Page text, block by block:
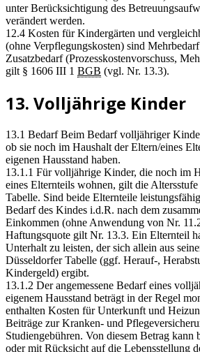
unter Berücksichtigung des
verändert werden.
12.4 Kosten für Kindergärten und
(ohne Verpflegungskosten) sind
Zusatzbedarf (Prozesskostenvorschuss,
gilt § 1606 III 1 BGB (vgl. Nr. 13.3).
13. Volljährige Kinder
13.1 Bedarf Beim Bedarf volljähriger
ob sie noch im Haushalt der Eltern/eines
eigenen Hausstand haben.
13.1.1 Für volljährige Kinder, die noch im
eines Elternteils wohnen, gilt die
Tabelle. Sind beide Elternteile
Bedarf des Kindes i.d.R. nach dem
Einkommen (ohne Anwendung von Nr.
Haftungsquote gilt Nr. 13.3. Ein Elternteil
Unterhalt zu leisten, der sich allein aus
Düsseldorfer Tabelle (ggf. Herauf-,
Kindergeld) ergibt.
13.1.2 Der angemessene Bedarf eines
eigenem Hausstand beträgt in der Regel
enthalten Kosten für Unterkunft und
Beiträge zur Kranken- und
Studiengebühren. Von diesem Betrag kann
oder mit Rücksicht auf die Lebensstellung